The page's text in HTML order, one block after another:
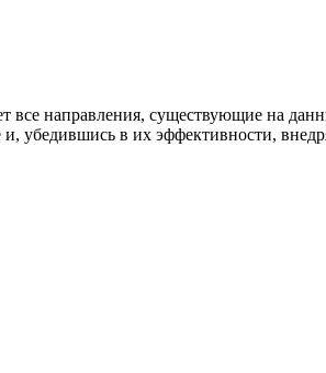
направления, существующие на
убедившись в их эффективности,